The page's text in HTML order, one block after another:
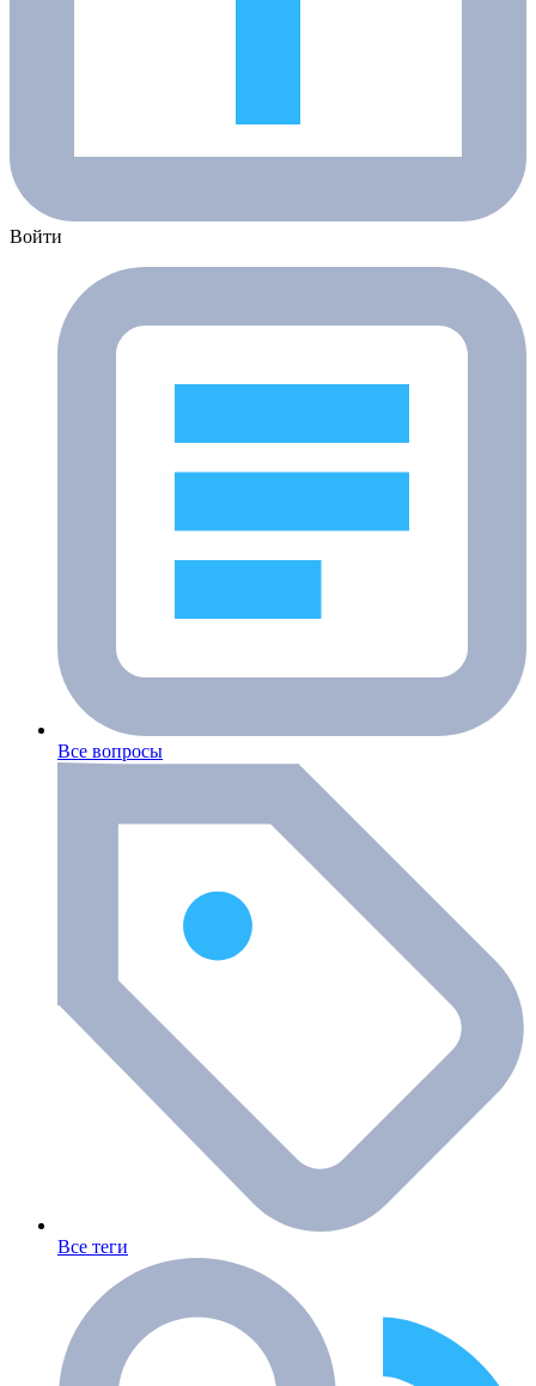
Войти
Все вопросы
Все теги